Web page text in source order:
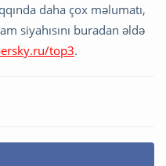
daha çox məlumatı,
siyahısını buradan əldə
top3.